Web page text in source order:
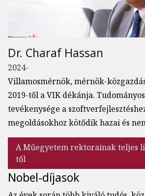
Dr. Charaf Hassan
2024-
Villamosmérnök, mérnök-
2019-től a VIK dékánja.
tevékenysége a
megoldásokhoz kötődik hazai és
A Műegyetem rektorainak teljes
től
Nobel-díjasok